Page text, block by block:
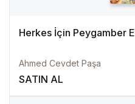
Herkes İçin Peygamber
Ahmed Cevdet Paşa
SATIN AL